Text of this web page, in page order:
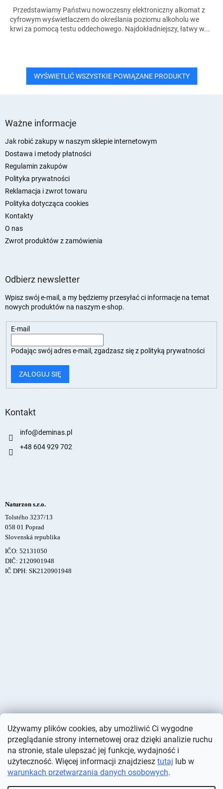
Używamy plików cookies, aby umożliwić Ci wygodne
przeglądanie strony internetowej oraz dzięki analizie ruchu
na stronie, stale ulepszać jej funkcje, wydajność i
użyteczność. Więcej informacji znajdziesz tutaj lub w
warunkach przetwarzania danych osobowych.
Przedstawiamy Państwu nowoczesny elektroniczny alkomat z
cyfrowym wyświetlaczem do określania poziomu alkoholu we
krwi za pomocą testu oddechowego. Najdokładniejszy, łatwy w...
WYŚWIETLIĆ WSZYSTKIE POWIĄZANE PRODUKTY
Ważne informacje
Jak robić zakupy w naszym sklepie internetowym
Dostawa i metody płatności
Regulamin zakupów
Polityka prywatności
Reklamacja i zwrot towaru
Polityka dotycząca cookies
Kontakty
O nas
Zwrot produktów z zamówienia
Odbierz newsletter
Wpisz swój e-mail, a my będziemy przesyłać ci informacje na temat
nowych produktów na naszym e-shop.
E-mail
Podając swój adres e-mail, zgadzasz się z polityką prywatności
ZALOGUJ SIĘ
Kontakt
info@deminas.pl
+48 604 929 702
Naturzon s.r.o.
Tolstého 3237/13
058 01 Poprad
Slovenská republika
IČO: 52131050
DIČ: 2120901948
IČ DPH: SK2120901948